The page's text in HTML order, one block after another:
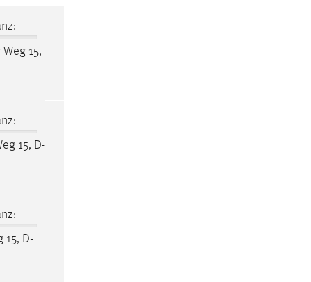
15,
15, D-
15, D-